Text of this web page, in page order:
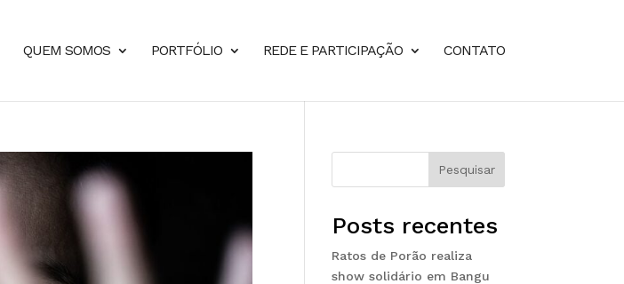
QUEM SOMOS PORTFÓLIO REDE E PARTICIPAÇÃO CONTATO
Pesquisar
Posts recentes
Ratos de Porão realiza
show solidário em Bangu